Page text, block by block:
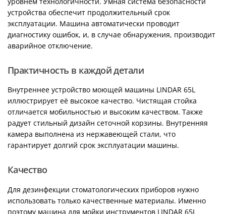
устройства обеспечит продолжительный срок
эксплуатации. Машина автоматически проводит
диагностику ошибок, и, в случае обнаружения, производит
аварийное отключение.
Практичность в каждой детали
Внутреннее устройство моющей машины LINDAR 65L
иллюстрирует её высокое качество. Чистящая стойка
отличается мобильностью и высоким качеством. Также
радует стильный дизайн сеточной корзины. Внутренняя
камера выполнена из нержавеющей стали, что
гарантирует долгий срок эксплуатации машины.
Качество
Для дезинфекции стоматологических приборов нужно
использовать только качественные материалы. Именно
поэтому машина для мойки инструментов LINDAR 65L